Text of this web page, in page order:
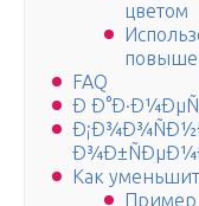
цветом
FAQ
Ð
Как
Пример